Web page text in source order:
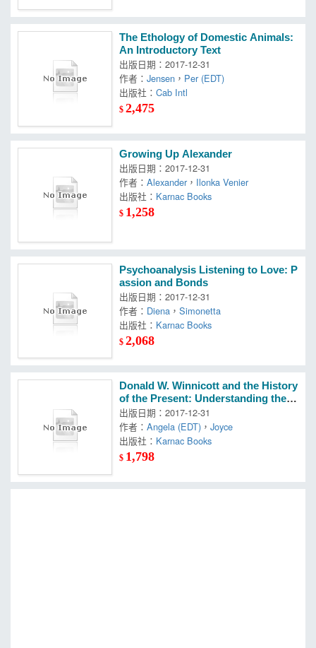
The Ethology of Domestic Animals:
An Introductory Text
出版日期：2017-12-31
作者：Jensen ， Per (EDT)
出版社：Cab Intl
$2,475
Growing Up Alexander
出版日期：2017-12-31
作者：Alexander ， Ilonka Venier
出版社： Karnac Books
$ 1,258
Psychoanalysis Listening to Love: P
assion and Bonds
出版日期：2017-12-31
作者： Diena ，Simonetta
出版社： Karnac Books
$2,068
Donald W. Winnicott and the History
of the Present: Understanding the
Man and His Work
出版日期：2017-12-31
作者：Angela (EDT) ，Joyce
出版社： Karnac Books
$ 1,798